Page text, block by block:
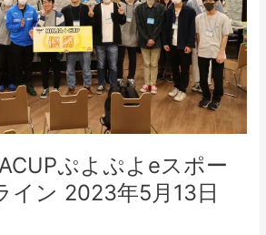
ぷよぷよeスポー
イン 2023年5月13日